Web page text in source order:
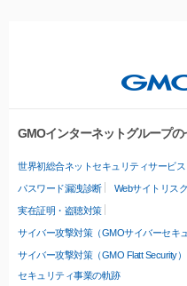
GMOインターネットグループ
世界初総合ネットセキュリティサービス
パスワード漏洩診断 Webサイトリス
実在証明・盗聴対策
サイバー攻撃対策（GMOサイバーセキ
サイバー攻撃対策（GMO Flatt Security）
セキュリティ事業の軌跡